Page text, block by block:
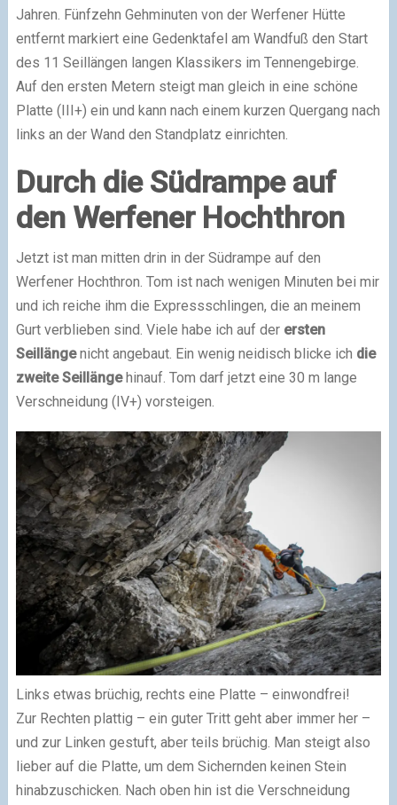
Jahren. Fünfzehn Gehminuten von der Werfener Hütte
entfernt markiert eine Gedenktafel am Wandfuß den Start
des 11 Seillängen langen Klassikers im Tennengebirge.
Auf den ersten Metern steigt man gleich in eine schöne
Platte (III+) ein und kann nach einem kurzen Quergang nach
links an der Wand den Standplatz einrichten.
Durch die Südrampe auf
den Werfener Hochthron
Jetzt ist man mitten drin in der Südrampe auf den
Werfener Hochthron. Tom ist nach wenigen Minuten bei mir
und ich reiche ihm die Expressschlingen, die an meinem
Gurt verblieben sind. Viele habe ich auf der ersten
Seillängenicht angebaut. Ein wenig neidisch blicke ich die
zweite Seillängehinauf. Tom darf jetzt eine 30 m lange
Verschneidung (IV+) vorsteigen.
Links etwas brüchig, rechts eine Platte – einwondfrei!
Zur Rechten plattig – ein guter Tritt geht aber immer her –
und zur Linken gestuft, aber teils brüchig. Man steigt also
lieber auf die Platte, um dem Sichernden keinen Stein
hinabzuschicken. Nach oben hin ist die Verschneidung